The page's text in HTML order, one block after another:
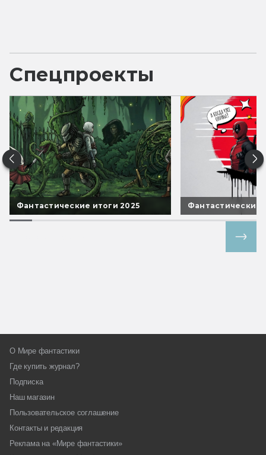
Спецпроекты
Фантастические итоги 2025 Фантастические
О Мире фантастики
Где купить журнал?
Подписка
Наш магазин
Пользовательское соглашение
Контакты и редакция
Реклама на «Мире фантастики»